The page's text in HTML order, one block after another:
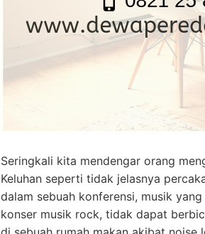
Seringkali kita mendengar orang
Keluhan seperti tidak jelasnya
dalam sebuah konferensi, musik
konser musik rock, tidak dapat